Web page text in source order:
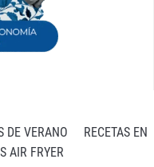
DE VERANO
RECETAS EN
AIR FRYER